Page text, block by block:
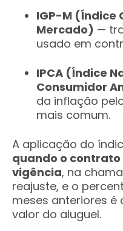
IGP-M (Índice
Mercado) —
usado em
IPCA (Índice
Consumidor
da inflação
mais comum.
A aplicação do
quando o contrato
vigência, na
reajuste, e o
meses anteriores é
valor do aluguel.